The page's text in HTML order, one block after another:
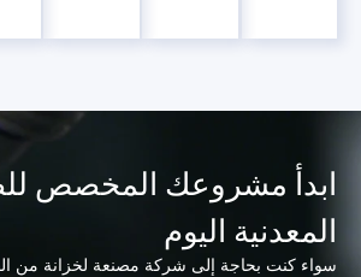
ابدأ مشروعك المخصص
المعدنية اليوم
سواء كنت بحاجة إلى شركة مصنعة لخزانة من